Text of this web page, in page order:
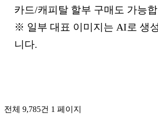
카드/캐피탈 할부 구매도 가능
※ 일부 대표 이미지는 AI로 생
니다.
전체 9,785건 1 페이지